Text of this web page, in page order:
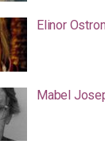
Elinor
Mabel